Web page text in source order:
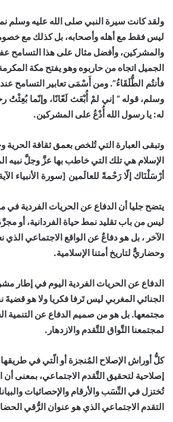
ولقد كانت سيرة النبي صلى الله عليه وسلم
ليس فقط مع أهله وأصحابه، بل كذلك مع
والمشركين، وأفضل مثال على هذا التسامح
الجميل اتجاه من حاربوه وهو يفتح مكة
فأنتُم الطُّلَقَاءُ”. ومن أَسْمَى تعابير التسامح
وسلم، قوله ” إني لمْ أُبْعَث لَعّانًا، وإنّما بُعِثْتُ
له: يا رسول الله أُدْعُ على المشركين.
وتبقى العبارة التي تُلخص بعمق ثقافة
الإسلام هي تلك التي خاطب بها عزَّ وجلَّ نبيه
أرْسَلْنَاك إلّا رَحْمةً للعالَمين [سورة الأنبياء الآية
يتضح جليا أن الدفاع عن الحريات الفردية في
ليس من باب تقليد نمط حياة الفردانية، أو
الآخر ، بل هو دفاعٌ عن الواقع الاجتماعي
وحضاريٌّ لتاريخ أمتنا الإسلامية.
الدفاع عن الحريات الفردية اليوم في إطار
الجنائي المغربي ليس تَرفا فكريا ولا هو قضيةَ
مجتمعها. بل هو من صميم الدفاع عن التنمية
لمجتمعنا التَّواق للتَّقدم والازدهار.
كلُّ أوراش الإصلاح المُنجزة أو الّتي في
إصلاحية لتحقيق التَّقدم الاجتماعي، بمعنى أن
تُختزل في النِّسَب والأرقام والإحصائيات
التقدم الاجتماعي الذي هو عنوان الرُّقي